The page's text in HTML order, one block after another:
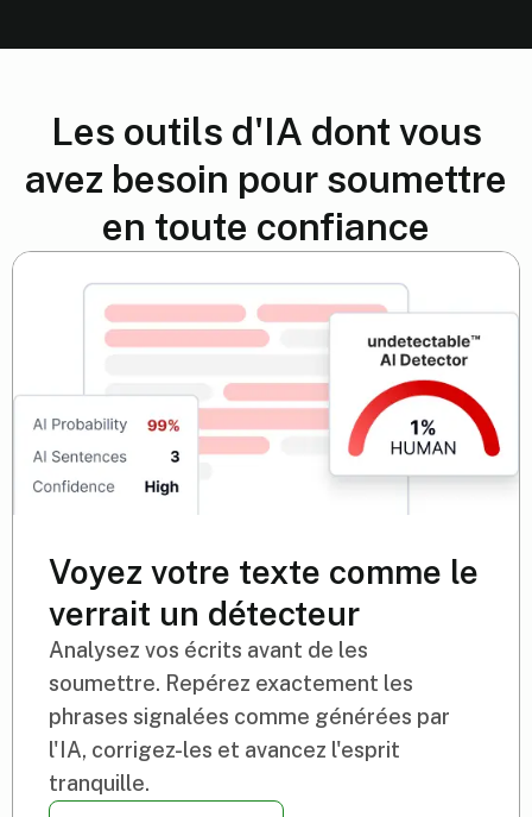
Les outils d'IA dont vous
avez besoin pour soumettre
en toute confiance
Voyez votre texte comme le
verrait un détecteur
Analysez vos écrits avant de les
soumettre. Repérez exactement les
phrases signalées comme générées par
l'IA, corrigez-les et avancez l'esprit
tranquille.